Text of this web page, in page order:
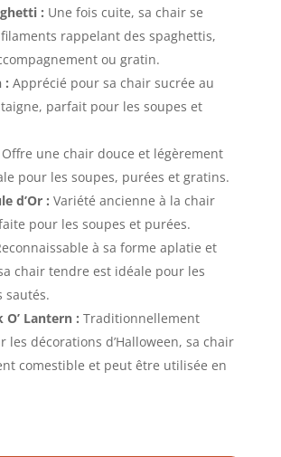
: Une fois cuite, sa chair se
rappelant des spaghettis,
ou gratin.
: Apprécié pour sa chair sucrée au
parfait pour les soupes et
Offre une chair douce et légèrement
pour les soupes, purées et gratins.
d’Or : Variété ancienne à la chair
pour les soupes et purées.
à sa forme aplatie et
chair tendre est idéale pour les
sautés.
O’ Lantern : Traditionnellement
les décorations d’Halloween, sa chair
comestible et peut être utilisée en